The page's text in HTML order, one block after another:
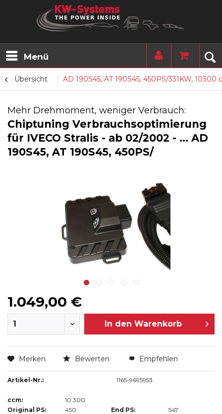
Menü
Übersicht AD 190S45, AT 190S45, 450PS/331KW, 10300
Mehr Drehmoment, weniger Verbrauch:
Chiptuning Verbrauchsoptimierung
für IVECO Stralis - ab 02/2002 - ... AD
190S45, AT 190S45, 450PS/
1.049,00 €
In den Warenkorb
Merken Bewerten Empfehlen
Artikel-Nr.: 1165-9695953
ccm:
10.300
Original PS:
450 End PS:
547